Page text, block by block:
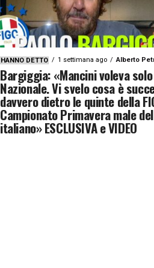
HANNO DETTO 1 settimana ago Alberto
Bargiggia: «Mancini voleva
Nazionale. Vi svelo cosa è
davvero dietro le quinte della
Campionato Primavera male
italiano» ESCLUSIVA e VIDEO